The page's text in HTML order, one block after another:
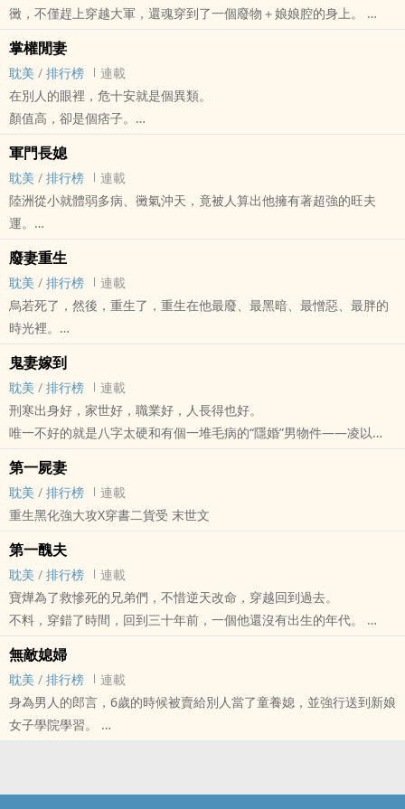
黴，不僅趕上穿越大軍，還魂穿到了一個廢物＋娘娘腔的身上。
榮義深吸口氣低頭看看自己平坦的胸口，再拉開褲頭看看還在的‘好兄
弟’，安心的吐口氣，對只到他大腿的小奶娃問道:“你剛說什麼？你在
說一遍。”
小奶娃快速撲到他的胸前:“娘爹，我要喝奶奶。”
“滾——”
榮義生平最討厭四種人:男同，孩子，廢物和娘娘腔，現在他一下全他
特麼都佔齊了。
掌權閒妻
耽美 / 排行榜
連載
在別人的眼裡，危十安就是個異類。
顏值高，卻是個痞子。
身材棒，但是個廢渣。
偏偏眼光奇高，看上了家世顯赫，被譽為驚世奇才的聶家掌權人！
在聶鑑的眼裡，危十安卻是一個神精病。不僅臉皮厚、黏人，還特別
難纏，比怪物還要不好對付，最重要的是對方還是死敵家的人，一想
到這，他就心絞痛。
而危十安的字典裡沒有”追不到”這一個詞，要是有，那就是計策用的
不夠：“聶鑑，別逼我使用愛情三十六計最後一計。”
聶鑑眯了眯眼：“愛情三十六計最後一計？是什麼計？”
聶鑑：“……”
軍門長媳
耽美 / 排行榜
連載
陸洲從小就體弱多病、黴氣沖天，竟被人算出他擁有著超強的旺夫
運。
家人認為擁有如此好的運勢，放著不管可惜，留著又太浪費，所以一
致決定讓陸洲以男人之身嫁給軍門世家的厲南玄來造福全人類。
原以為只要做個閒妻涼母型的好媳婦就能安穩的渡過一生，後來陸洲
才知道以前的自己真特麼的太傻太天真，白天要累死累活的鍛鍊體
能，晚上老公大人還要給他開小灶‘操練’，更他媽操蛋的是軍門世家的
人居然還特迷信。
在開飯時，管家說：“陸少，今天不宜吃飯。”
陸洲：“……”
好，他不吃飯，他喝粥可以吧？
手。”
陸洲：“……”
行，他還能再憋一憋。
晚上睡覺時，厲南玄翻動手裡的金銅錢：“我夜觀天象，兩星連珠，發
現今晚非常適合同房。”
陸洲：“……”
媽蛋，這個絕對不能忍。每天都同房，你特麼到是給我說說哪天不適
合同房？
軍門長媳的關鍵字：軍門長媳，金元寶，玄幻、強強、架空、軍門、
1V1、主s
廢妻重生
耽美 / 排行榜
連載
烏若死了，然後，重生了，重生在他最廢、最黑暗、最憎惡、最胖的
時光裡。
著，走兩步要喘著，出門屁股會被門卡著，簡直是廢到了極點，胖出
了最新高度。
可是——
他都胖成這樣了，居然還要他去侍寢？
媽的。
來呀，大爺我壓死你！
這一世，烏若決定在復仇的同時，把曾經的黑歷史全都洗白了。
鬼妻嫁到
耽美 / 排行榜
連載
刑寒出身好，家世好，職業好，人長得也好。
唯一不好的就是八字太硬和有個一堆毛病的“隱婚”男物件——凌以
此人沒工作，身體弱，人又懶，既不愛運動，也不愛曬太陽。喜歡白
天睡覺，晚上搞夜生活，每天不到天亮就不回家。
刑寒對他滿是嫌棄。
直到有一天出任務死了人，凌以然憑空冒出來打著哈欠道：“兄弟，時
辰到，我來勾魂了，跟我走吧。”
刑寒：“……”
我操。
關鍵詞get：陰親 HE結局 靈異 先婚後愛 歡脫 玄幻 強強 情有獨鍾 甜
寵 爽文
第一屍妻
耽美 / 排行榜
連載
重生黑化強大攻X穿書二貨受 末世文
第一醜夫
耽美 / 排行榜
連載
寶燁為了救慘死的兄弟們，不惜逆天改命，穿越回到過去。
不料，穿錯了時間，回到三十年前，一個他還沒有出生的年代。
友的人渣敗類身上，人不僅長得醜，而且還是一個下下等的奴隸。
按理說，這樣的人不會引人注目才是，誰知殺出一個強大的男人，並
以他對著幹為己任，以看他出醜為目標，甚至以整他為快樂之本。
最他媽坑爹的是男人幹著幹著，居然幹過了頭，硬生生地把自己給幹
魄竟還能入這傢伙的眼，這也太他媽的重口味了吧？！”
無敵媳婦
耽美 / 排行榜
連載
身為男人的郎言，6歲的時候被賣給別人當了童養媳，並強行送到新娘
女子學院學習。
時勾搭勾搭對方，出出這口憋了20年的惡氣。